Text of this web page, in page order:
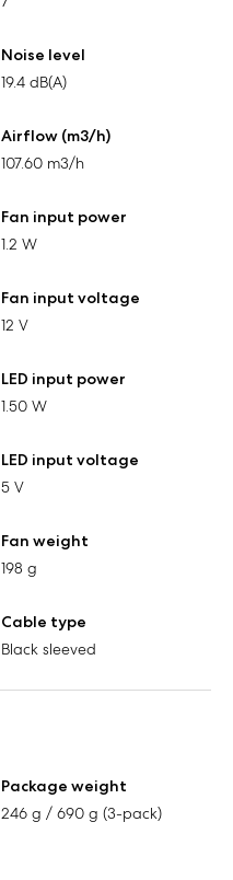
Noise level
19.4 dB(A)
Airflow (m3/h)
107.60 m3/h
Fan input power
1.2 W
Fan input voltage
12 V
LED input power
1.50 W
LED input voltage
5 V
Fan weight
198 g
Cable type
Black sleeved
Package weight
246 g / 690 g (3-pack)